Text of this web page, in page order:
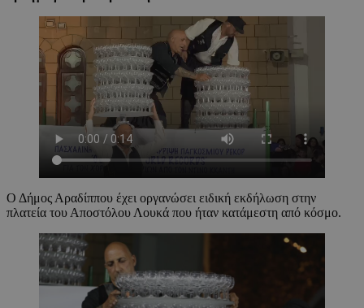
Ο Δήμος Αραδίππου έχει οργανώσει ειδική εκδήλωση στην
πλατεία του Αποστόλου Λουκά που ήταν κατάμεστη από κόσμο.